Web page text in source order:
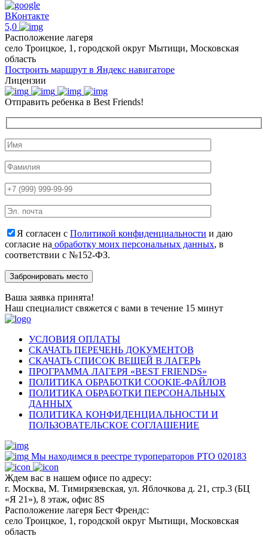
ВКонтакте
5,0
Расположение лагеря
село Троицкое, 1, городской округ Мытищи, Московская
область
Построить маршрут в Яндекс навигаторе
Лицензии
Отправить ребенка в Best Friends!
Я согласен с Политикой конфиденциальности и даю
согласие на обработку моих персональных данных, в
соответствии с №152-ФЗ.
Ваша заявка принята!
Наш специалист свяжется с вами в течение 15 минут
УСЛОВИЯ ОПЛАТЫ
СКАЧАТЬ ПЕРЕЧЕНЬ ДОКУМЕНТОВ
СКАЧАТЬ СПИСОК ВЕЩЕЙ В ЛАГЕРЬ
ПРОГРАММА ЛАГЕРЯ «BEST FRIENDS»
ПОЛИТИКА ОБРАБОТКИ COOKIE-ФАЙЛОВ
ПОЛИТИКА ОБРАБОТКИ ПЕРСОНАЛЬНЫХ
ДАННЫХ
ПОЛИТИКА КОНФИДЕНЦИАЛЬНОСТИ И
ПОЛЬЗОВАТЕЛЬСКОЕ СОГЛАШЕНИЕ
Мы находимся в реестре туроператоров РТО 020183
Ждем вас в нашем офисе по адресу:
г. Москва, М. Тимирязевская, ул. Яблочкова д. 21, стр.3 (БЦ
«Я 21»), 8 этаж, офис 8S
Расположение лагеря Бест Френдс:
село Троицкое, 1, городской округ Мытищи, Московская
область